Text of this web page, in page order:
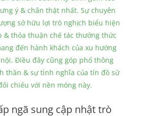
ý & chân thật nhất. Sự chuyên
sở hữu lợi trò nghịch biểu hiện
& thỏa thuận chế tác thưởng thức
đến hành khách của xu hướng
Điều đây cũng góp phổ thông
thần & sự tình nghĩa của tín đồ sử
chiếu với nền móng này.
ngã sung cập nhật trò